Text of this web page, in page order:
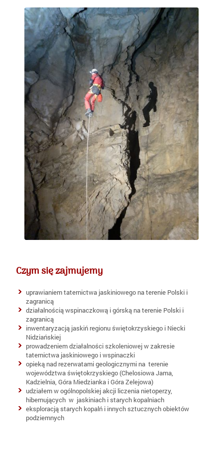
Czym się zajmujemy
uprawianiem taternictwa jaskiniowego na terenie Polski i
zagranicą
działalnością wspinaczkową i górską na terenie Polski i
zagranicą
inwentaryzacją jaskiń regionu świętokrzyskiego i Niecki
Nidziańskiej
prowadzeniem działalności szkoleniowej w zakresie
taternictwa jaskiniowego i wspinaczki
opieką nad rezerwatami geologicznymi na terenie
województwa świętokrzyskiego (Chelosiowa Jama,
Kadzielnia, Góra Miedzianka i Góra Zelejowa)
udziałem w ogólnopolskiej akcji liczenia nietoperzy,
hibernujących w jaskiniach i starych kopalniach
eksploracją starych kopalń i innych sztucznych obiektów
podziemnych